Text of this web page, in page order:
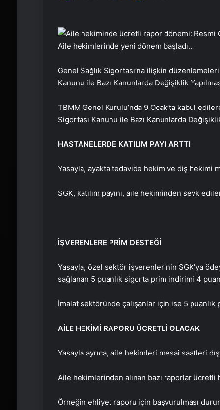
Aile hekimlerinde yeni dönem başladı…
Genel Sağlık Sigortası’na ilişkin
Kanunu ile Bazı Kanunlarda Değişiklik
TBMM Genel Kurulu’nda 9 Ocak’ta kabul
Sigortası Kanunu ile Bazı Kanunlarda
HASTANELERDE KATILIM PAYI ARTTI
Yasayla, ayakta tedavide hekim ve diş hekimi
SGK, katılım payını, aile hekiminden sevk
İŞVERENLERE PRİM DESTEĞİ
Yasayla, özel sektör işverenlerinin SGK’ya
sağlanan 5 puanlık sigorta prim indirimi 4
İmalat sektöründe çalışanlar için ise 5
AİLE HEKİMİ RAPORU ÜCRETLİ OLACAK
Yasayla ayrıca, aile hekimleri mesai saatleri
Aile hekimlerinden alınan bazı raporlar ücretli
Örneğin ehliyet raporu için başvurulması